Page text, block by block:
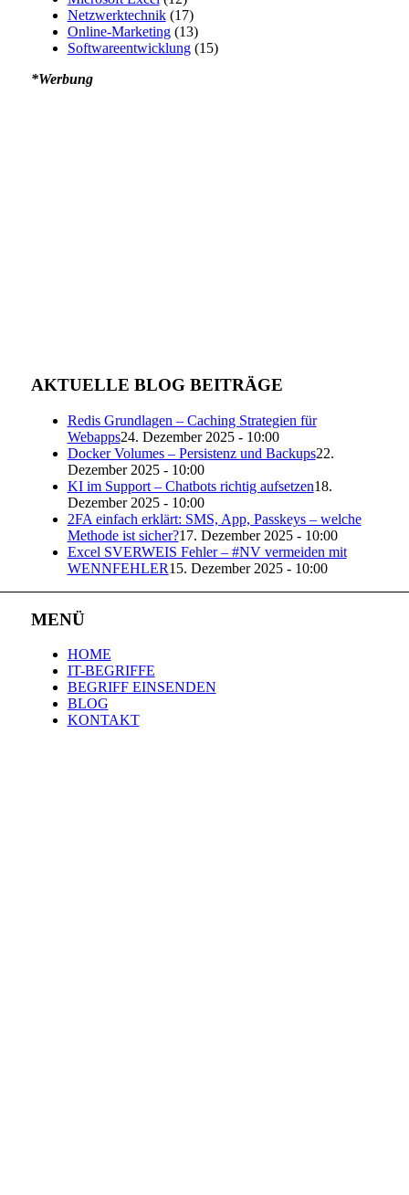
Netzwerktechnik(17)
Online-Marketing(13)
Softwareentwicklung(15)
*Werbung
AKTUELLE BLOG BEITRÄGE
Redis Grundlagen – Caching Strategien für
Webapps24. Dezember 2025 - 10:00
Docker Volumes – Persistenz und Backups22.
Dezember 2025 - 10:00
KI im Support – Chatbots richtig aufsetzen18.
Dezember 2025 - 10:00
2FA einfach erklärt: SMS, App, Passkeys – welche
Methode ist sicher?17. Dezember 2025 - 10:00
Excel SVERWEIS Fehler – #NV vermeiden mit
WENNFEHLER15. Dezember 2025 - 10:00
MENÜ
HOME
IT-BEGRIFFE
BEGRIFF EINSENDEN
BLOG
KONTAKT